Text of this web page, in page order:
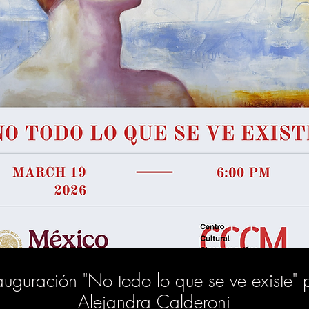
"No todo lo que se ve existe"
Alejandra Calderoni